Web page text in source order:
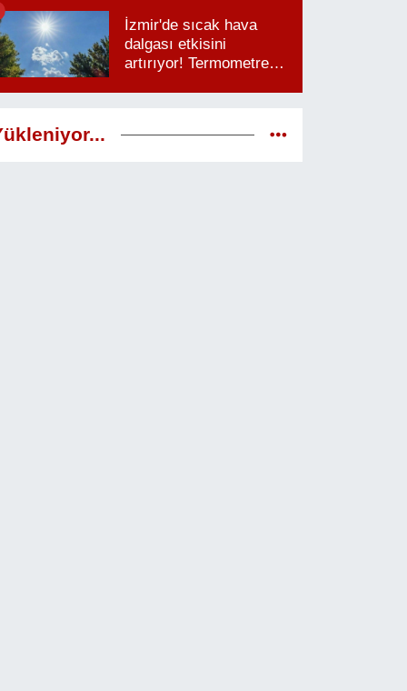
İzmir'de sıcak hava
dalgası etkisini
artırıyor! Termometreler